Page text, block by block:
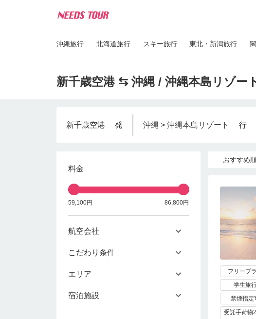
沖縄旅行 北海道旅行 スキー旅行 東北・新潟旅行
新千歳空港 ⇆ 沖縄 / 沖縄本島リゾー
新千歳空港 発 沖縄 > 沖縄本島リゾート 行
料金
59,100円 86,800円
航空会社
こだわり条件
エリア
宿泊施設
おすすめ
フリープ
学生旅
禁煙指定
受託手荷物